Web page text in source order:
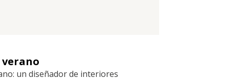
verano
un diseñador de interiores